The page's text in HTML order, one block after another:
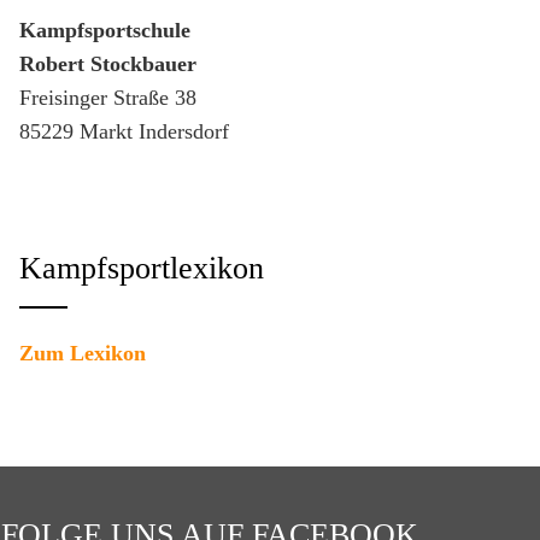
Kampfsportschule
Robert Stockbauer
Freisinger Straße 38
85229 Markt Indersdorf
Kampfsportlexikon
Zum Lexikon